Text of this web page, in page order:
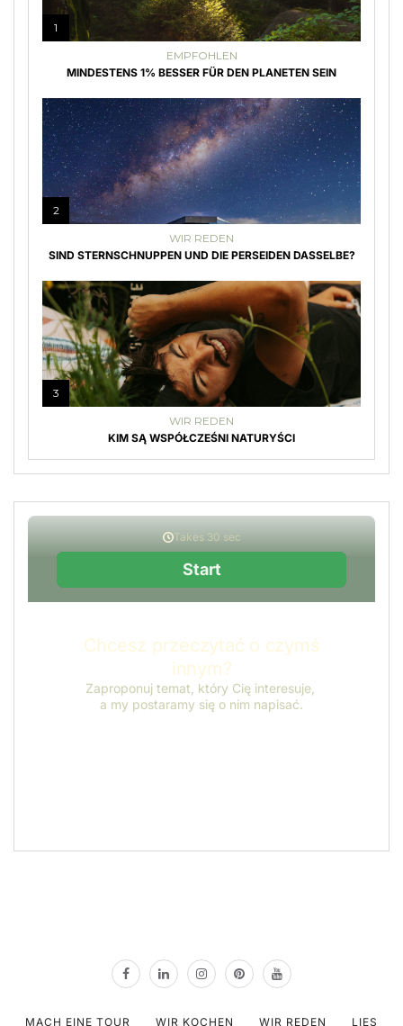
1
EMPFOHLEN
MINDESTENS 1% BESSER FÜR DEN PLANETEN SEIN
2
WIR REDEN
SIND STERNSCHNUPPEN UND DIE PERSEIDEN DASSELBE?
3
WIR REDEN
KIM SĄ WSPÓŁCZEŚNI NATURYŚCI
MACH EINE TOUR WIR KOCHEN WIR REDEN LIES